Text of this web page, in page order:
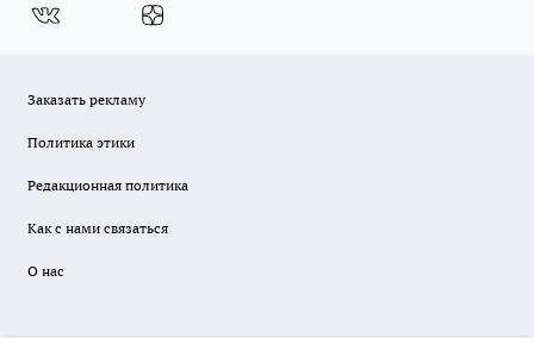
Заказать рекламу
Политика этики
Редакционная политика
Как с нами связаться
О нас